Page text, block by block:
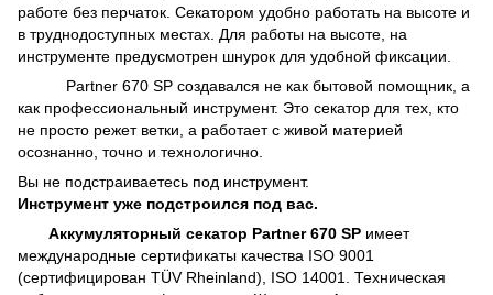
работе без перчаток. Секатором удобно работать на высоте и
в труднодоступных местах. Для работы на высоте, на
инструменте предусмотрен шнурок для удобной фиксации.
Partner 670 SP создавался не как бытовой помощник, а
как профессиональный инструмент. Это секатор для тех, кто
не просто режет ветки, а работает с живой материей
осознанно, точно и технологично.
Вы не подстраиваетесь под инструмент.
Инструмент уже подстроился под вас.
Аккумуляторный секатор Partner 670 SP имеет
международные сертификаты качества ISO 9001
(сертифицирован TÜV Rheinland), ISO 14001. Техническая